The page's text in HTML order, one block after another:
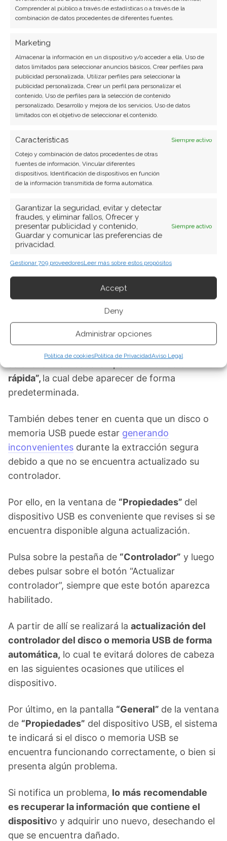
Comprender al público a través de estadísticas o a través de la
combinación de datos procedentes de diferentes fuentes.
Marketing
Almacenar la información en un dispositivo y/o acceder a ella, Uso de
datos limitados para seleccionar anuncios básicos, Crear perfiles para
publicidad personalizada, Utilizar perfiles para seleccionar la
publicidad personalizada, Crear un perfil para personalizar el
contenido, Uso de perfiles para la selección de contenido
personalizado, Desarrollo y mejora de los servicios, Uso de datos
limitados con el objetivo de seleccionar el contenido.
Características
Siempre activo
Cotejo y combinación de datos procedentes de otras
fuentes de información, Vincular diferentes
dispositivos, Identificación de dispositivos en función
de la información transmitida de forma automática.
Garantizar la seguridad, evitar y detectar
fraudes, y eliminar fallos, Ofrecer y
presentar publicidad y contenido,
Guardar y comunicar las preferencias de
privacidad.
Siempre activo
Gestionar 709 proveedoresLeer más sobre estos propósitos
Accept
Deny
Administrar opciones
Política de cookiesPolítica de PrivacidadAviso Legal
la computadorasin mayores inconvenientes.
inconveniente, tendrías que asegurarte que
tipo de dispositivos USB se encuentre
configuradode forma tal que de manera
predeterminada el sistema te permita extraerlo
de la forma correcta.
Accede al dispositivo USB a través del
lugar de pulsar en la opción“Desinstalar
Dispositivo”,lo que debes hacer es pulsar
sobre“Propiedades”.
Se desplegará una ventana en la cual
encontrarás diversas opciones de configuración
Dirigete a la pestaña“Directivas”
rápida”, la cual debe aparecer de forma
predeterminada.
También debes tener en cuenta que un disco o
memoria USB puede estar generando
inconvenientes durante la extracción segura
debido a que no se encuentra actualizado su
controlador.
Por ello, en la ventana de “Propiedades” del
dispositivo USB es conveniente que revises si se
encuentra disponible alguna actualización.
Pulsa sobre la pestaña de “Controlador” y luego
debes pulsar sobre el botón “Actualizar
controlador”, siempre que este botón aparezca
habilitado.
A partir de allí se realizará la actualización del
controlador del disco o memoria USB de forma
automática, lo cual te evitará dolores de cabeza
en las siguientes ocasiones que utilices el
dispositivo.
Por último, en la pantalla “General” de la ventana
de “Propiedades” del dispositivo USB, el sistema
te indicará si el disco o memoria USB se
encuentra funcionando correctamente, o bien si
presenta algún problema.
Si notifica un problema, lo más recomendable
es recuperar la información que contiene el
dispositivo y adquirir uno nuevo, desechando el
que se encuentra dañado.